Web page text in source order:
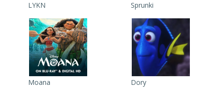
LYKN Sprunki
Moana Dory